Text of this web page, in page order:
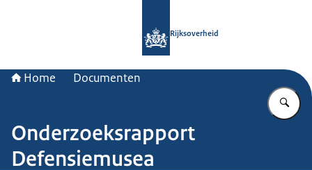
Rijksoverheid
Home Documenten
Onderzoeksrapport
Defensiemusea